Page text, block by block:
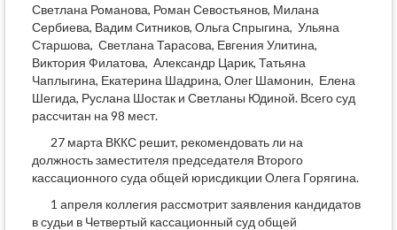
Светлана Романова, Роман Севостьянов, Милана
Сербиева, Вадим Ситников, Ольга Спрыгина, Ульяна
Старшова, Светлана Тарасова, Евгения Улитина,
Виктория Филатова, Александр Царик, Татьяна
Чаплыгина, Екатерина Шадрина, Олег Шамонин, Елена
Шегида, Руслана Шостак и Светланы Юдиной. Всего суд
рассчитан на 98 мест.
27 марта ВККС решит, рекомендовать ли на
должность заместителя председателя Второго
кассационного суда общей юрисдикции Олега Горягина.
1 апреля коллегия рассмотрит заявления кандидатов
в судьи в Четвертый кассационный суд общей